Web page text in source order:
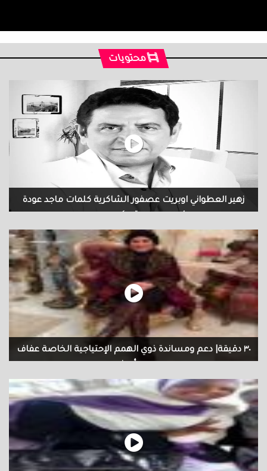
محتويات
زهير العطواني اوبريت عصفور الشاكرية كلمات ماجد عودة
زهير العطواني اوبريت عصفور الشاكرية كلمات ماجد عودة لحن وموسيقى
كريم هميم الاخراج المسرحي غانم حميد مهرجان الادباء الشعبيين العرب
الرابع في بغداد تصوير زهير العطواني و علي العطواني
٣٠ دقيقة| دعم ومساندة ذوي الهمم الإحتياجية الخاصة عفاف